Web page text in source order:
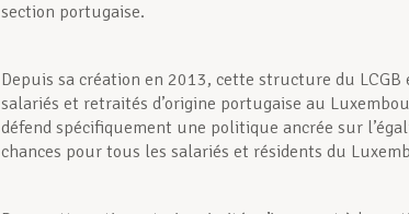
section portugaise.
Depuis sa création en 2013, cette structure du LCGB
salariés et retraités d’origine portugaise au
défend spécifiquement une politique ancrée sur
chances pour tous les salariés et résidents du